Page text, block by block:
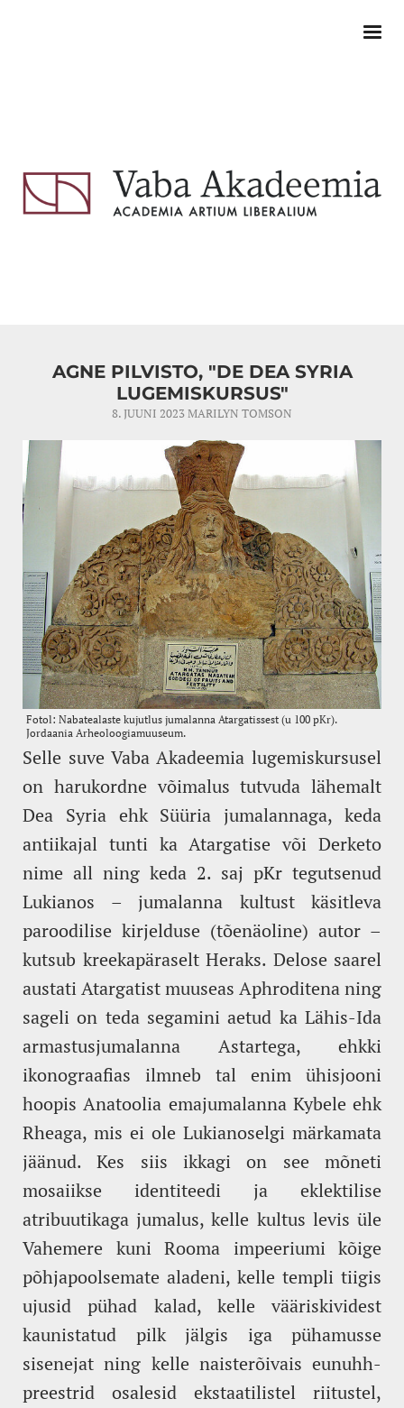
AGNE PILVISTO, "DE DEA SYRIA
LUGEMISKURSUS"
8. JUUNI 2023MARILYN TOMSON
Selle suve Vaba Akadeemia lugemiskursusel
on harukordne võimalus tutvuda lähemalt
Dea Syria ehk Süüria jumalannaga, keda
antiikajal tunti ka Atargatise või Derketo
nime all ning keda 2. saj pKr tegutsenud
Lukianos – jumalanna kultust käsitleva
paroodilise kirjelduse (tõenäoline) autor –
kutsub kreekapäraselt Heraks. Delose saarel
austati Atargatist muuseas Aphroditena ning
sageli on teda segamini aetud ka Lähis-Ida
armastusjumalanna Astartega, ehkki
ikonograafias ilmneb tal enim ühisjooni
hoopis Anatoolia emajumalanna Kybele ehk
Rheaga, mis ei ole Lukianoselgi märkamata
jäänud. Kes siis ikkagi on see mõneti
mosaiikse identiteedi ja eklektilise
atribuutikaga jumalus, kelle kultus levis üle
Vahemere kuni Rooma impeeriumi kõige
põhjapoolsemate aladeni, kelle templi tiigis
ujusid pühad kalad, kelle vääriskividest
kaunistatud pilk jälgis iga pühamusse
sisenejat ning kelle naisterõivais eunuhh-
preestrid osalesid ekstaatilistel riitustel,